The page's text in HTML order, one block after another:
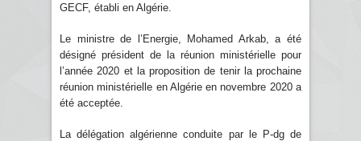
GECF, établi en Algérie.
Le ministre de l’Energie, Mohamed Arkab, a été
désigné président de la réunion ministérielle pour
l’année 2020 et la proposition de tenir la prochaine
réunion ministérielle en Algérie en novembre 2020 a
été acceptée.
La délégation algérienne conduite par le P-dg de